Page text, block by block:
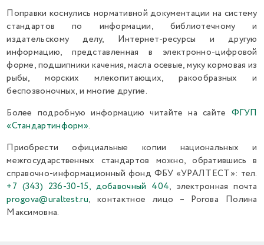
Поправки коснулись нормативной документации на систему
стандартов по информации, библиотечному и
издательскому делу, Интернет-ресурсы и другую
информацию, представленная в электронно-цифровой
форме, подшипники качения, масла осевые, муку кормовая из
рыбы, морских млекопитающих, ракообразных и
беспозвоночных, и многие другие.
Более подробную информацию читайте на сайте ФГУП
«Стандартинформ».
Приобрести официальные копии национальных и
межгосударственных стандартов можно, обратившись в
справочно-информационный фонд ФБУ «УРАЛТЕСТ»: тел.
+7 (343) 236-30-15, добавочный 404, электронная почта
progova@uraltest.ru, контактное лицо – Рогова Полина
Максимовна.